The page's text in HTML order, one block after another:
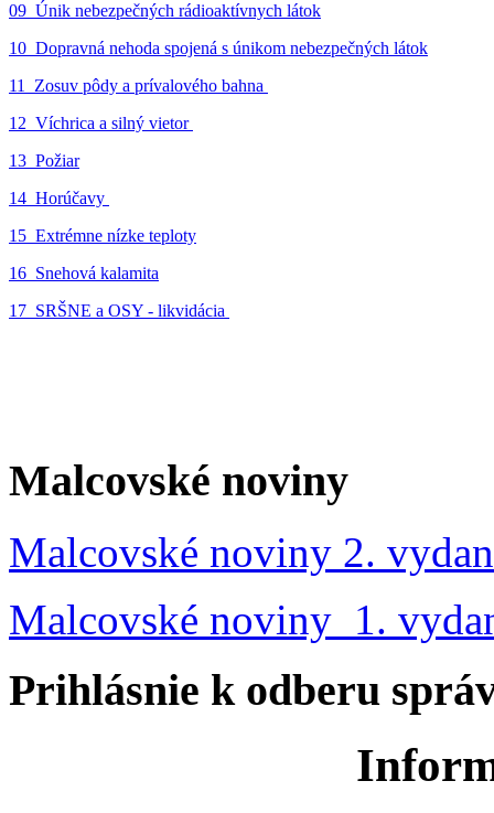
09_Únik nebezpečných rádioaktívnych látok
10_Dopravná nehoda spojená s únikom nebezpečných látok
11_Zosuv pôdy a prívalového bahna
12_Víchrica a silný vietor
13_Požiar
14_Horúčavy
15_Extrémne nízke teploty
16_Snehová kalamita
17_SRŠNE a OSY - likvidácia
Malcovské noviny
Malcovské noviny 2.
Malcovské noviny 1.
Prihlásnie k odberu